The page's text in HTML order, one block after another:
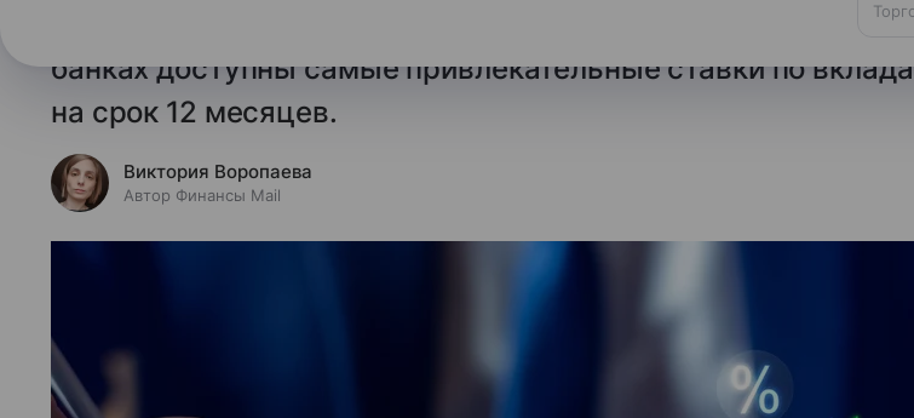
по состоянию на 25 апреля 2025 года, чтобы определить, в
банках доступны самые привлекательные ставки по
на срок 12 месяцев.
Виктория Воропаева
Автор Финансы Mail
газа